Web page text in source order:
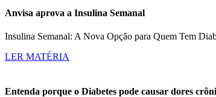
Anvisa aprova a Insulina Semanal
Insulina Semanal: A Nova Opção para Quem Tem
LER MATÉRIA
Entenda porque o Diabetes pode causar dores